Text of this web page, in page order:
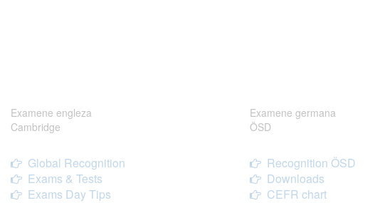
Examene engleza
Cambridge
Global Recognition
Exams & Tests
Exams Day Tips
Examene germana
ÖSD
Recognition ÖSD
Downloads
CEFR chart